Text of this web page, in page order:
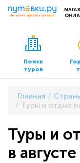
Сервисы
Бронирование
Трансфер
Поиск
туров
Главная
Туры и отдых
Туры и
в